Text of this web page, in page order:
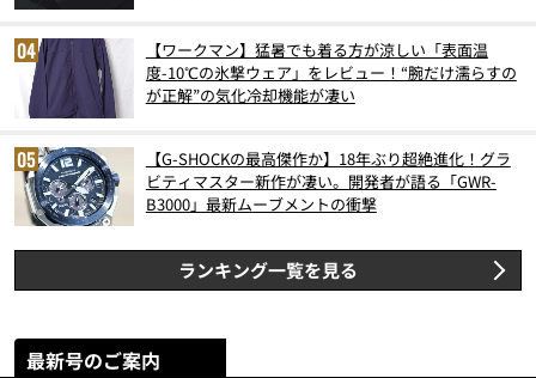
【ワークマン】猛暑でも着る方が涼しい「表面温
度-10℃の氷撃ウェア」をレビュー！“腕だけ濡らすの
が正解”の気化冷却機能が凄い
【G-SHOCKの最高傑作か】18年ぶり超絶進化！グラ
ビティマスター新作が凄い。開発者が語る「GWR-
B3000」最新ムーブメントの衝撃
ランキング一覧を見る
最新号のご案内